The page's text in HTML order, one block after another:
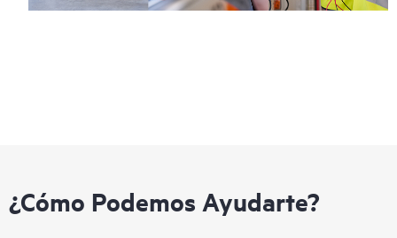
¿Cómo Podemos Ayudarte?